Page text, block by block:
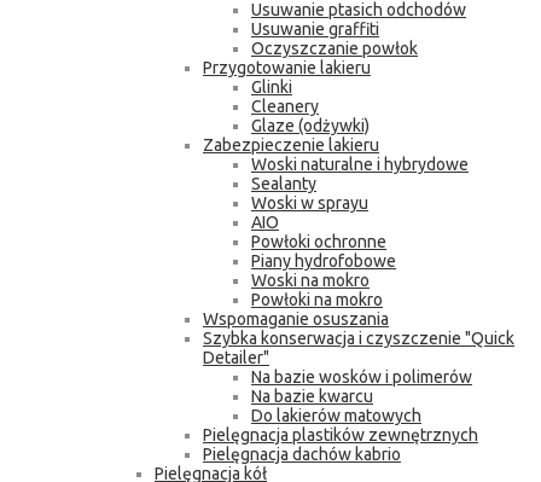
Usuwanie ptasich odchodów
Usuwanie graffiti
Oczyszczanie powłok
Przygotowanie lakieru
Glinki
Cleanery
Glaze (odżywki)
Zabezpieczenie lakieru
Woski naturalne i hybrydowe
Sealanty
Woski w sprayu
AIO
Powłoki ochronne
Piany hydrofobowe
Woski na mokro
Powłoki na mokro
Wspomaganie osuszania
Szybka konserwacja i czyszczenie "Quick
Detailer"
Na bazie wosków i polimerów
Na bazie kwarcu
Do lakierów matowych
Pielęgnacja plastików zewnętrznych
Pielęgnacja dachów kabrio
Pielęgnacja kół